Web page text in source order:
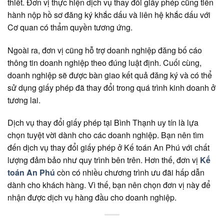
hành nộp hồ sơ đăng ký khắc dấu và liên hệ khắc dấu với
Cơ quan có thẩm quyền tương ứng.
Ngoài ra, đơn vị cũng hỗ trợ doanh nghiệp đăng bố cáo
thông tin doanh nghiệp theo đúng luật định. Cuối cùng,
doanh nghiệp sẽ được bàn giao kết quả đăng ký và có thể
sử dụng giấy phép đã thay đổi trong quá trình kinh doanh ở
tương lai.
Dịch vụ thay đổi giấy phép tại Bình Thạnh uy tín là lựa
chọn tuyệt vời dành cho các doanh nghiệp. Bạn nên tìm
đến dịch vụ thay đổi giấy phép ở Kế toán An Phú với chất
lượng đảm bảo như quy trình bên trên. Hơn thế, đơn vị Kế
toán An Phú còn có nhiều chương trình ưu đãi hấp dẫn
dành cho khách hàng. Vì thế, bạn nên chọn đơn vị này để
nhận được dịch vụ hàng đầu cho doanh nghiệp.